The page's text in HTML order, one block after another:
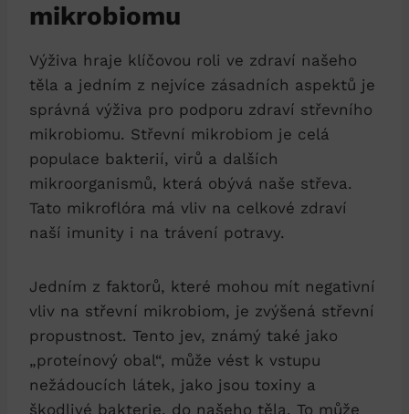
mikrobiomu
Výživa hraje klíčovou roli ve zdraví našeho
těla a jedním z nejvíce zásadních aspektů je
správná výživa pro podporu zdraví střevního
mikrobiomu. Střevní mikrobiom je celá
populace bakterií, virů a dalších
mikroorganismů, která obývá naše střeva.
Tato mikroflóra má vliv na celkové zdraví
naší imunity i na trávení potravy.
Jedním z faktorů, které mohou mít negativní
vliv na střevní mikrobiom, je zvýšená střevní
propustnost. Tento jev, známý také jako
„proteínový obal“, může vést k vstupu
nežádoucích látek, jako jsou toxiny a
škodlivé bakterie, do našeho těla. To může